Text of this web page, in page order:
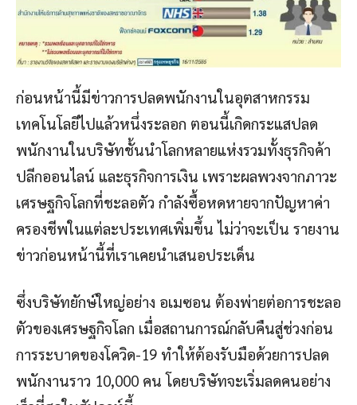
ก่อนหน้านี้มีข่าวการปลดพนักงานในอุตสาหกรรม
เทคโนโลยีไปแล้วหนึ่งระลอก ตอนนี้เกิดกระแสปลด
พนักงานในบริษัทชั้นนำโลกหลายแห่งรวมทั้งธุรกิจค้า
ปลีกออนไลน์ และธุรกิจการเงิน เพราะผลพวงจากภาวะ
เศรษฐกิจโลกที่ชะลอตัว กำลังซื้อหดหายจากปัญหาค่า
ครองชีพในแต่ละประเทศเพิ่มขึ้น ไม่ว่าจะเป็น รายงาน
ข่าวก่อนหน้านี้ที่เราเคยนำเสนอประเด็น
ซึ่งบริษัทยักษ์ใหญ่อย่าง อเมซอน ต้องพ่ายต่อการชะลอ
ตัวของเศรษฐกิจโลก เมื่อสถานการณ์กลับคืนสู่ช่วงก่อน
การระบาดของโควิด-19 ทำให้ต้องรับมือด้วยการปลด
พนักงานราว 10,000 คน โดยบริษัทจะเริ่มลดคนอย่าง